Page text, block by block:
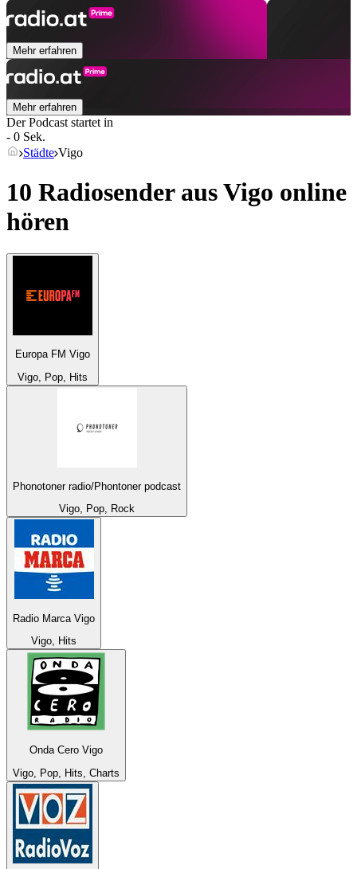
Mehr erfahren
Mehr erfahren
Der Podcast startet in
- 0 Sek.
Städte Vigo
10 Radiosender ausVigo online
hören
Europa FM Vigo
Vigo, Pop, Hits
Phonotoner radio/Phontoner podcast
Vigo, Pop, Rock
Radio Marca Vigo
Vigo, Hits
Onda Cero Vigo
Vigo, Pop, Hits, Charts